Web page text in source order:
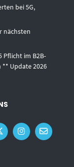
bei 5G,
nächsten
Pflicht im B2B-
** Update 2026